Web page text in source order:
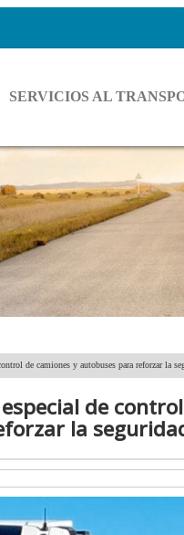
SERVICIOS AL
de camiones y autobuses para reforzar la
de
la